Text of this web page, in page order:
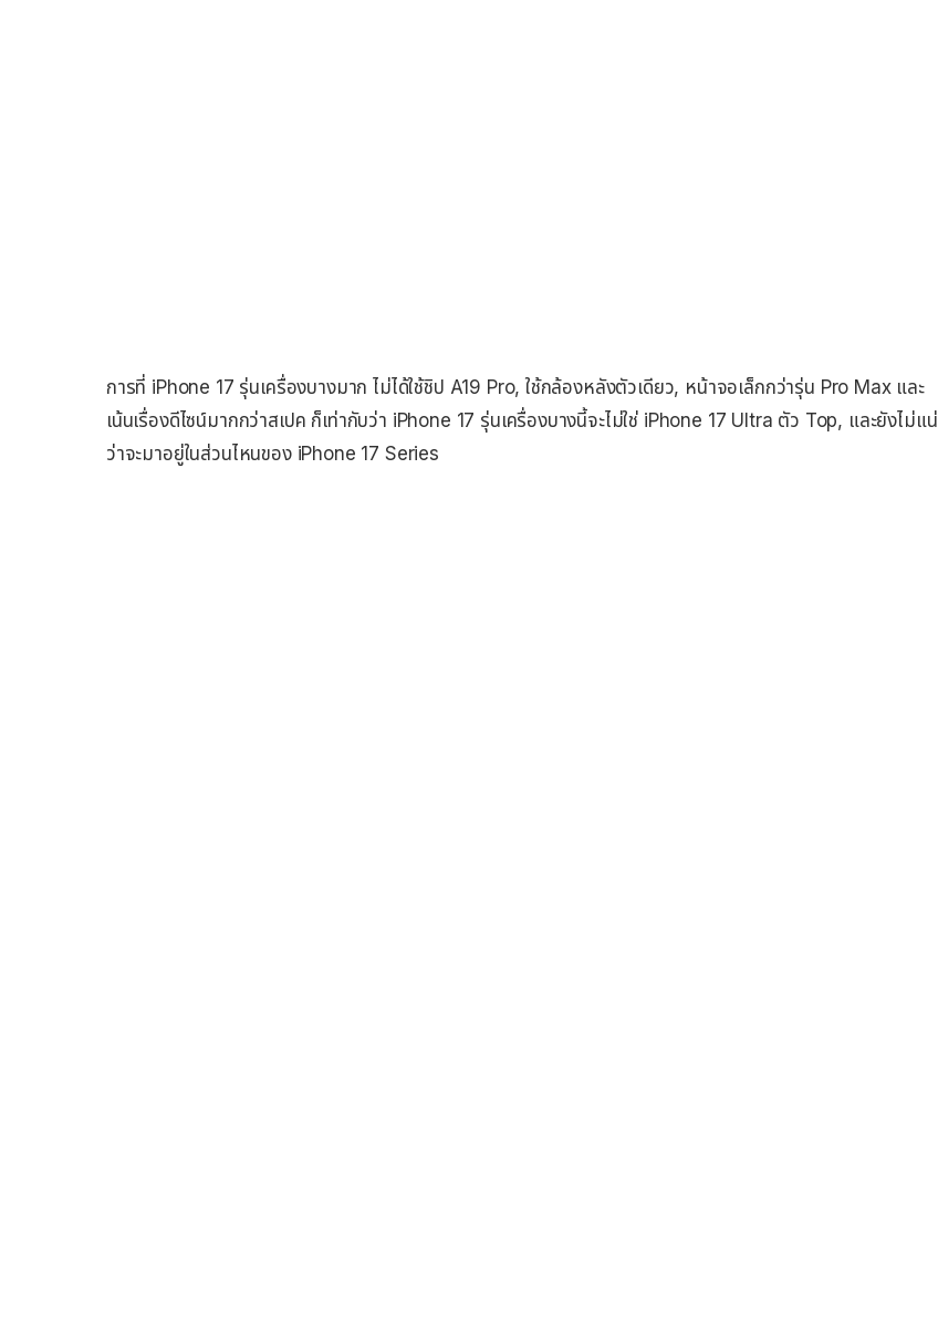
การที่ iPhone 17 รุ่นเครื่องบางมาก ไม่ได้ใช้ชิป A19 Pro, ใช้กล้องหลังตัวเดียว, หน้าจอเล็กกว่ารุ่น Pro Max และ
เน้นเรื่องดีไซน์มากกว่าสเปค ก็เท่ากับว่า iPhone 17 รุ่นเครื่องบางนี้จะไม่ใช่ iPhone 17 Ultra ตัว Top, และยังไม่แน่
ว่าจะมาอยู่ในส่วนไหนของ iPhone 17 Series